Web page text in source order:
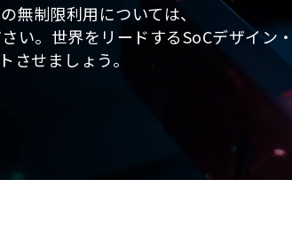
無制限利用については、
い。世界をリードするSoCデザイン・
させましょう。